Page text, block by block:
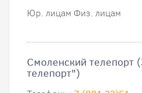
Юр. лицам Физ. лицам
Смоленский телепорт
телепорт")